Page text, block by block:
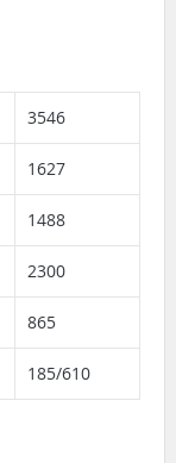
3546
1627
1488
2300
865
185/610